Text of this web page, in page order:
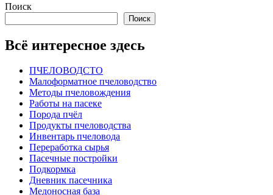
Поиск
Поиск
Всё интересное здесь
ПЧЕЛОВОДСТО
Малоформатное пчеловодство
Методы пчеловождения
Работы на пасеке
Порода пчёл
Продукты пчеловодства
Инвентарь пчеловода
Переработка сырья
Пасечные постройки
Подкормка
Дневник пасечника
Медоносная база